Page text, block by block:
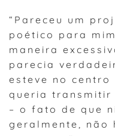
“Pareceu um
poético para
maneira
parecia
esteve no centro
queria
– o fato de que
geralmente, não